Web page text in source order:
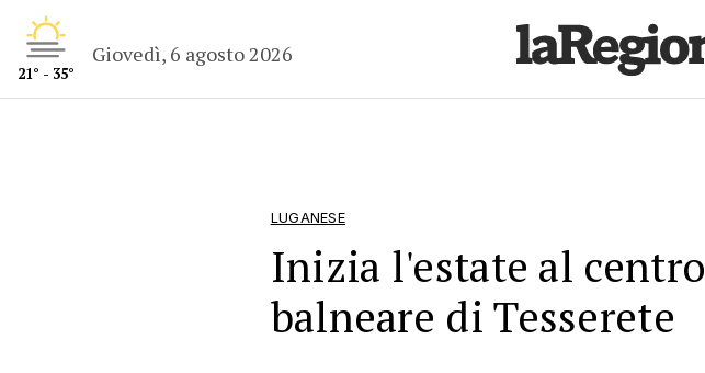
21° - 35°
Giovedì, 6 agosto 2026
LUGANESE
Inizia l'estate al centro
balneare di Tesserete